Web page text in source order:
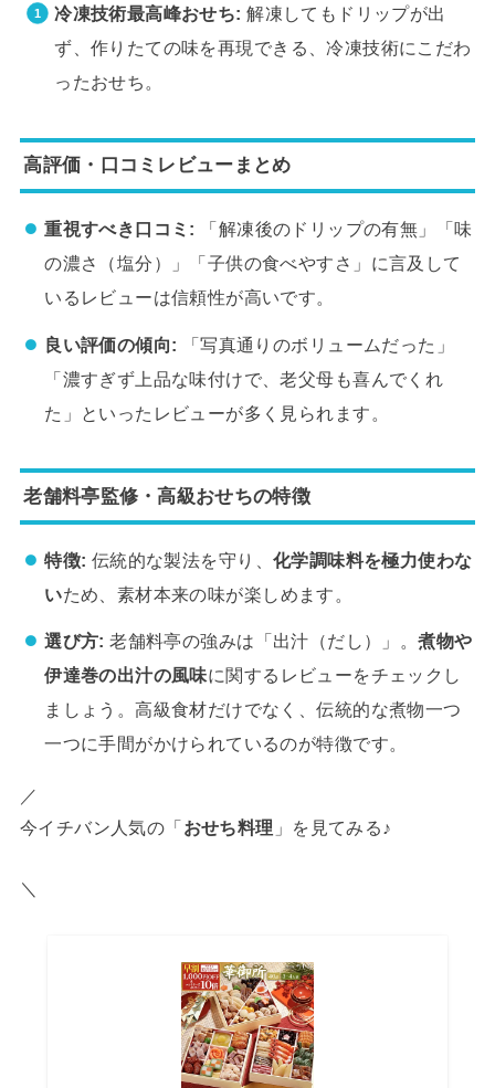
冷凍技術最高峰おせち: 解凍してもドリップが出
ず、作りたての味を再現できる、冷凍技術にこだわ
ったおせち。
高評価・口コミレビューまとめ
重視すべき口コミ:
「解凍後のドリップの有無」「味
の濃さ（塩分）」「子供の食べやすさ」に言及して
いるレビューは信頼性が高いです。
良い評価の傾向: 「写真通りのボリュームだった」
「濃すぎず上品な味付けで、老父母も喜んでくれ
た」といったレビューが多く見られます。
老舗料亭監修・高級おせちの特徴
特徴: 伝統的な製法を守り、 化学調味料を極力使わな
いため、素材本来の味が楽しめます。
選び方: 老舗料亭の強みは「出汁（だし）」。煮物や
伊達巻の出汁の風味に関するレビューをチェックし
ましょう。高級食材だけでなく、伝統的な煮物一つ
一つに手間がかけられているのが特徴です。
／
今イチバン人気の「おせち料理 」を見てみる♪
＼